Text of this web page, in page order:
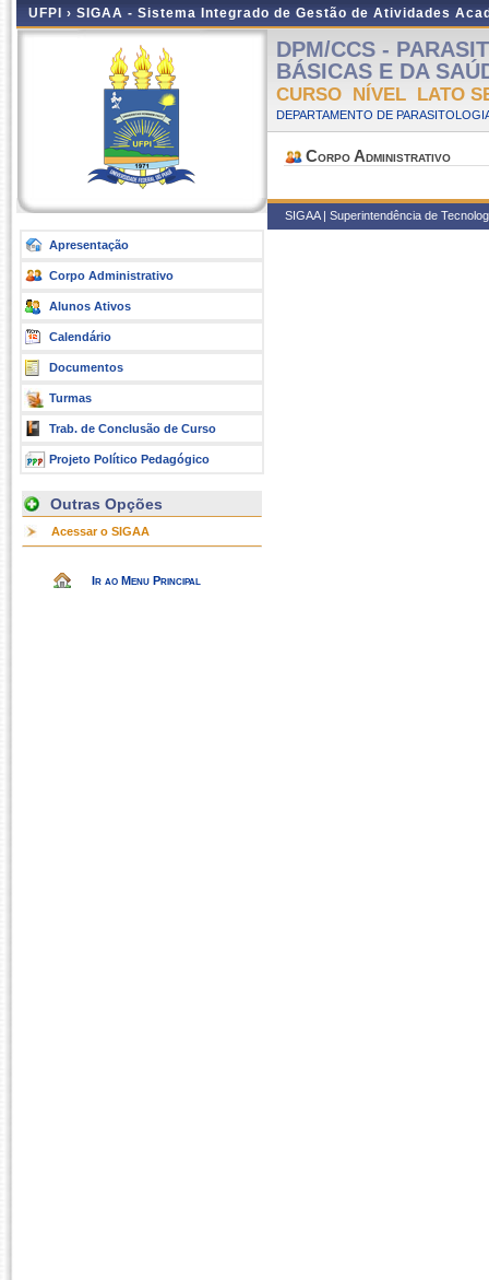
UFPI › SIGAA - Sistema Integrado de Gestão de Atividades
Apresentação
Corpo Administrativo
Alunos Ativos
Calendário
Documentos
Turmas
Trab. de Conclusão de Curso
Projeto Político Pedagógico
Outras Opções
Acessar o SIGAA
Ir ao Menu Principal
DPM/CCS -
BÁSICAS E DA
CURSO NÍVEL LATO
DEPARTAMENTO DE
Corpo Administrativo
SIGAA | Superintendência de